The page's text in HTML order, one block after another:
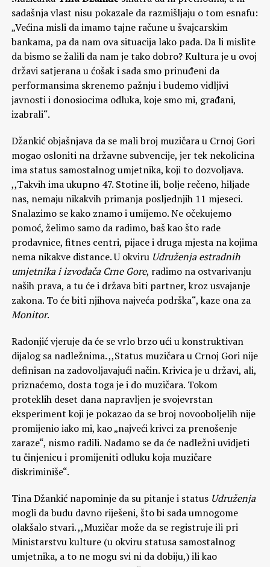
sadašnja vlast nisu pokazale da razmišljaju o tom esnafu:
„Većina misli da imamo tajne račune u švajcarskim
bankama, pa da nam ova situacija lako pada. Da li mislite
da bismo se žalili da nam je tako dobro? Kultura je u ovoj
državi satjerana u ćošak i sada smo prinuđeni da
performansima skrenemo pažnju i budemo vidljivi
javnosti i donosiocima odluka, koje smo mi, građani,
izabrali“.
Džankić objašnjava da se mali broj muzičara u Crnoj Gori
mogao osloniti na državne subvencije, jer tek nekolicina
ima status samostalnog umjetnika, koji to dozvoljava.
,,Takvih ima ukupno 47. Stotine ili, bolje rečeno, hiljade
nas, nemaju nikakvih primanja posljednjih 11 mjeseci.
Snalazimo se kako znamo i umijemo. Ne očekujemo
pomoć, želimo samo da radimo, baš kao što rade
prodavnice, fitnes centri, pijace i druga mjesta na kojima
nema nikakve distance. U okviru Udruženja estradnih
umjetnika i izvođača Crne Gore, radimo na ostvarivanju
naših prava, a tu će i država biti partner, kroz usvajanje
zakona. To će biti njihova najveća podrška“, kaze ona za
Monitor.
Radonjić vjeruje da će se vrlo brzo ući u konstruktivan
dijalog sa nadležnima. ,,Status muzičara u Crnoj Gori nije
definisan na zadovoljavajući način. Krivica je u državi, ali,
priznaćemo, dosta toga je i do muzičara. Tokom
proteklih deset dana napravljen je svojevrstan
eksperiment koji je pokazao da se broj novooboljelih nije
promijenio iako mi, kao „najveći krivci za prenošenje
zaraze“, nismo radili. Nadamo se da će nadležni uvidjeti
tu činjenicu i promijeniti odluku koja muzičare
diskriminiše“.
Tina Džankić napominje da su pitanje i status Udruženja
mogli da budu davno riješeni, što bi sada umnogome
olakšalo stvari. ,,Muzičar može da se registruje ili pri
Ministarstvu kulture (u okviru statusa samostalnog
umjetnika, a to ne mogu svi ni da dobiju,) ili kao